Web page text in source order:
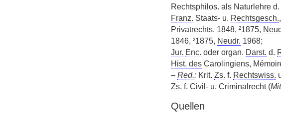
Rechtsphilos. als Naturlehre
Franz. Staats- u. Rechtsgesch.,
Privatrechts, 1848, ²1875,
1846, ²1875, Neudr. 1968;
Jur. Enc. oder organ. Darst. d.
Hist. desCarolingiens,
– Red.:Krit. Zs. f. Rechtswiss.
Zs. f. Civil- u. Criminalrecht (
Quellen